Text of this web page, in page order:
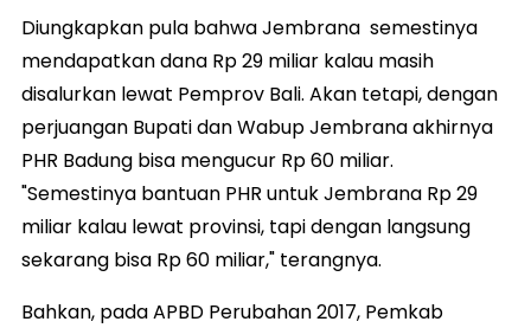
Diungkapkan pula bahwa Jembrana semestinya
mendapatkan dana Rp 29 miliar kalau masih
disalurkan lewat Pemprov Bali. Akan tetapi, dengan
perjuangan Bupati dan Wabup Jembrana akhirnya
PHR Badung bisa mengucur Rp 60 miliar.
"Semestinya bantuan PHR untuk Jembrana Rp 29
miliar kalau lewat provinsi, tapi dengan langsung
sekarang bisa Rp 60 miliar," terangnya.
Bahkan, pada APBD Perubahan 2017, Pemkab